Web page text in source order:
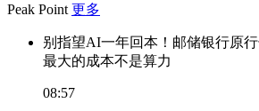
Peak Point 更多
别指望AI一年回本！邮储银行原
最大的成本不是算力
08:57